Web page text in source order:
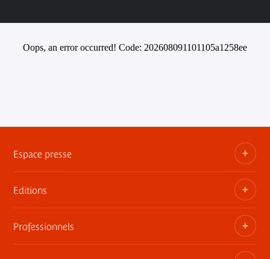
Oops, an error occurred! Code: 202608091101105a1258ee
Espace presse
Dossiers, communiqués, bandes annonces
Contact presse
Editions
Les publications du musée
Professionnels